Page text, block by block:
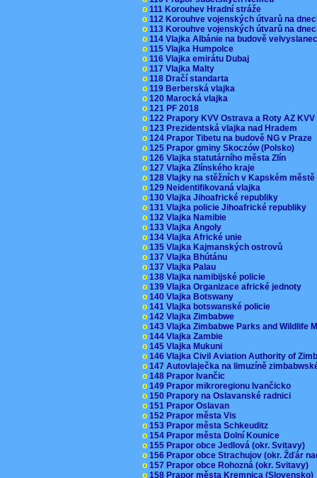
o 111 Korouhev Hradní stráže
o 112 Korouhve vojenských útvarů na
o 113 Korouhve vojenských útvarů na
o 114 Vlajka Albánie na budově
o 115 Vlajka Humpolce
o 116 Vlajka emirátu Dubaj
o 117 Vlajka Malty
o 118 Dračí standarta
o 119 Berberská vlajka
o 120 Marocká vlajka
o 121 PF 2018
o 122 Prapory KVV Ostrava a Roty AZ
o 123 Prezidentská vlajka nad Hradem
o 124 Prapor Tibetu na budově NG v Praze
o 125 Prapor gminy Skoczów (Polsko)
o 126 Vlajka statutárního města Zlín
o 127 Vlajka Zlínského kraje
o 128 Vlajky na stěžních v Kapském
o 129 Neidentifikovaná vlajka
o 130 Vlajka Jihoafrické republiky
o 131 Vlajka policie Jihoafrické republiky
o 132 Vlajka Namibie
o 133 Vlajka Angoly
o 134 Vlajka Africké unie
o 135 Vlajka Kajmanských ostrovů
o 137 Vlajka Bhútánu
o 137 Vlajka Palau
o 138 Vlajka namibijské policie
o 139 Vlajka Organizace africké jednoty
o 140 Vlajka Botswany
o 141 Vlajka botswanské policie
o 142 Vlajka Zimbabwe
o 143 Vlajka Zimbabwe Parks and Wildlife
o 144 Vlajka Zambie
o 145 Vlajka Mukuni
o 146 Vlajka Civil Aviation Authority of
o 147 Autovlaječka na limuzíně
o 148 Prapor Ivančic
o 149 Prapor mikroregionu Ivančicko
o 150 Prapory na Oslavanské radnici
o 151 Prapor Oslavan
o 152 Prapor města Vis
o 153 Prapor města Schkeuditz
o 154 Prapor města Dolní Kounice
o 155 Prapor obce Jedlová (okr. Svitavy)
o 156 Prapor obce Strachujov (okr. Žďár
o 157 Prapor obce Rohozná (okr. Svitavy)
o 158 Prapor města Kremnica (Slovensko)